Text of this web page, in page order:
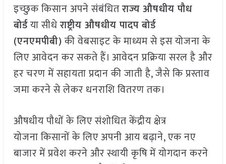
इच्छुक किसान अपने संबंधितराज्य औषधीय पौध
बोर्डया सीधेराष्ट्रीय औषधीय पादप बोर्ड
(एनएमपीबी)की वेबसाइट के माध्यम से इस योजना के
लिए आवेदन कर सकते हैं। आवेदन प्रक्रिया सरल है और
हर चरण में सहायता प्रदान की जाती है, जैसे कि प्रस्ताव
जमा करने से लेकर धनराशि वितरण तक।
औषधीय पौधों के लिए संशोधित केंद्रीय क्षेत्र
योजना किसानों के लिए अपनी आय बढ़ाने, एक नए
बाजार में प्रवेश करने और स्थायी कृषि में योगदान करने